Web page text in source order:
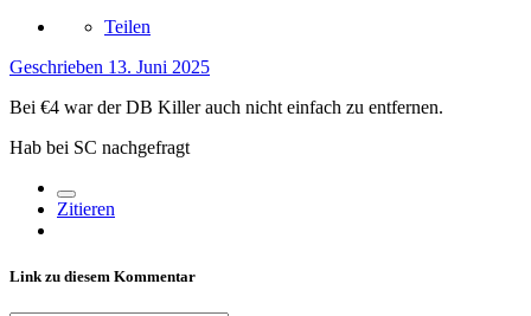
Teilen
Geschrieben 13. Juni 2025
Bei €4 war der DB Killer auch nicht einfach zu entfernen.
Hab bei SC nachgefragt
Zitieren
Link zu diesem Kommentar